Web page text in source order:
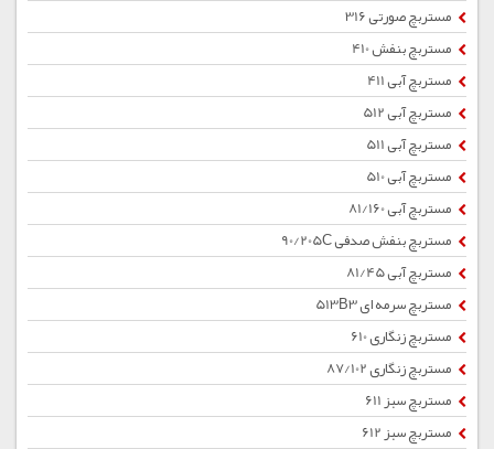
مستربچ صورتی 316
مستربچ بنفش 410
مستربچ آبی 411
مستربچ آبی 512
مستربچ آبی 511
مستربچ آبی 510
مستربچ آبی 81/160
مستربچ بنفش صدفی 90/205C
مستربچ آبی 81/45
مستربچ سرمه ای 513B3
مستربچ زنگاری 610
مستربچ زنگاری 87/102
مستربچ سبز 611
مستربچ سبز 612